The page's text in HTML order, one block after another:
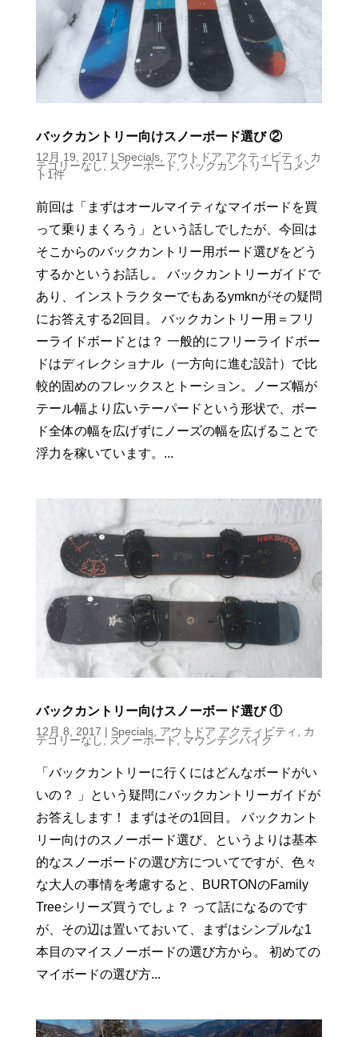
バックカントリー向けスノーボード選び ②
12月 19, 2017 | Specials, アウトドア アクティビティ , カ
テゴリーなし, スノーボード,バックカントリー| コメン
ト1件
前回は「まずはオールマイティなマイボードを買
って乗りまくろう」という話しでしたが、今回は
そこからのバックカントリー用ボード選びをどう
するかというお話し。 バックカントリーガイドで
あり、インストラクターでもあるymknがその疑問
にお答えする2回目。 バックカントリー用＝フリ
ーライドボードとは？ 一般的にフリーライドボー
ドはディレクショナル（一方向に進む設計）で比
較的固めのフレックスとトーション。ノーズ幅が
テール幅より広いテーパードという形状で、ボー
ド全体の幅を広げずにノーズの幅を広げることで
浮力を稼いています。...
バックカントリー向けスノーボード選び ①
12月 8, 2017 | Specials, アウトドア アクティビティ , カ
テゴリーなし, スノーボード, マウンテンバイク
「バックカントリーに行くにはどんなボードがい
いの？ 」という疑問にバックカントリーガイドが
お答えします！ まずはその1回目。 バックカント
リー向けのスノーボード選び、というよりは基本
的なスノーボードの選び方についてですが、色々
な大人の事情を考慮すると、BURTONのFamily
Treeシリーズ買うでしょ？ って話になるのです
が、その辺は置いておいて、まずはシンプルな1
本目のマイスノーボードの選び方から。 初めての
マイボードの選び方...